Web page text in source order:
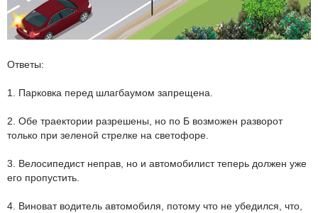
Ответы:
1. Парковка перед шлагбаумом запрещена.
2. Обе траектории разрешены, но по Б возможен разворот
только при зеленой стрелке на светофоре.
3. Велосипедист неправ, но и автомобилист теперь должен уже
его пропустить.
4. Виноват водитель автомобиля, потому что не убедился, что,